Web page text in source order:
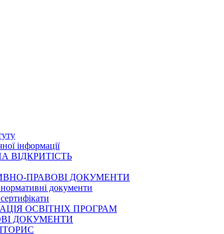
інформації
ВІДКРИТІСТЬ
ПРАВОВІ ДОКУМЕНТИ
документи
ОСВІТНІХ ПРОГРАМ
ДОКУМЕНТИ